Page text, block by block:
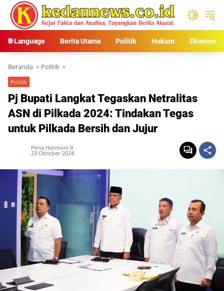
Langsung
konten
🌐 Language Berita Utama Politik Hukum Ekonomi
Beranda Politik
Politik
Pj Bupati Langkat Tegaskan Netralitas
ASN di Pilkada 2024: Tindakan Tegas
untuk Pilkada Bersih dan Jujur
Pena Harmoni 9
23 Oktober 2024